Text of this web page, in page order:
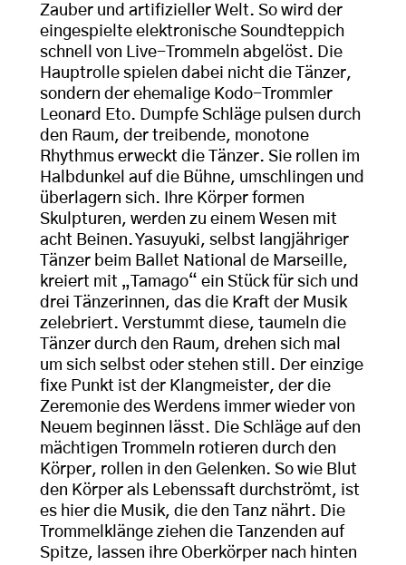
Zauber und artifizieller Welt. So wird der
eingespielte elektronische Soundteppich
schnell von Live-Trommeln abgelöst. Die
Hauptrolle spielen dabei nicht die Tänzer,
sondern der ehemalige Kodo-Trommler
Leonard Eto. Dumpfe Schläge pulsen durch
den Raum, der treibende, monotone
Rhythmus erweckt die Tänzer. Sie rollen im
Halbdunkel auf die Bühne, umschlingen und
überlagern sich. Ihre Körper formen
Skulpturen, werden zu einem Wesen mit
acht Beinen. Yasuyuki, selbst langjähriger
Tänzer beim Ballet National de Marseille,
kreiert mit „Tamago“ ein Stück für sich und
drei Tänzerinnen, das die Kraft der Musik
zelebriert. Verstummt diese, taumeln die
Tänzer durch den Raum, drehen sich mal
um sich selbst oder stehen still. Der einzige
fixe Punkt ist der Klangmeister, der die
Zeremonie des Werdens immer wieder von
Neuem beginnen lässt. Die Schläge auf den
mächtigen Trommeln rotieren durch den
Körper, rollen in den Gelenken. So wie Blut
den Körper als Lebenssaft durchströmt, ist
es hier die Musik, die den Tanz nährt. Die
Trommelklänge ziehen die Tanzenden auf
Spitze, lassen ihre Oberkörper nach hinten